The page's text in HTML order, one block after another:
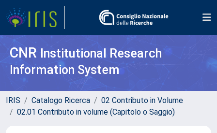
CNR Institutional Research
Information System
IRIS Catalogo Ricerca
02 Contributo in Volume
02.01 Contributo in volume (Capitolo o Saggio)